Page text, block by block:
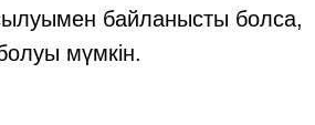
байланысты болса,
мүмкін.